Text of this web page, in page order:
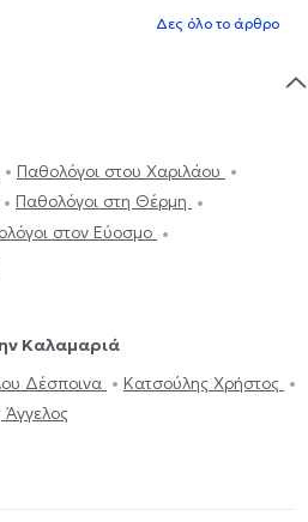
Δες όλο το άρθρο
Παθολόγοι στου Χαριλάου
Παθολόγοι στη Θέρμη
στον Εύοσμο
Καλαμαριά
Δέσποινα
Κατσούλης Χρήστος
Άγγελος